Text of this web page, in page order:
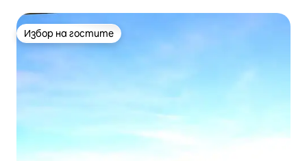
Избор на гостите
Избор на гостите